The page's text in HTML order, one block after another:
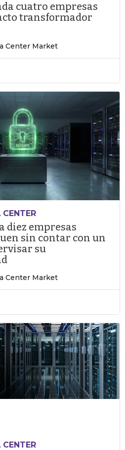
cuatro empresas
transformador
Center Market
diez empresas
sin contar con un
su
Center Market